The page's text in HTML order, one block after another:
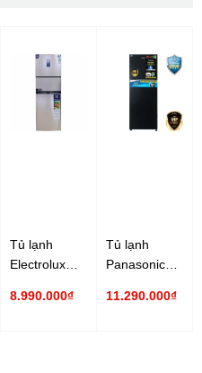
Tủ lạnh
Electrolux
lít
8.990.000₫
Tủ lạnh
Panasonic
lít NR-
11.290.000₫